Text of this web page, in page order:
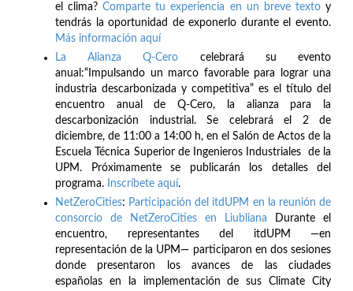
el clima?Comparte tu experiencia en un breve textoy
tendrás la oportunidad de exponerlo durante el evento.
Más información aquí
La Alianza Q-Cero celebrará su evento
anual:“Impulsando un marco favorable para lograr una
industria descarbonizada y competitiva” es el título del
encuentro anual de Q-Cero, la alianza para la
descarbonización industrial. Se celebrará el 2 de
diciembre, de 11:00 a 14:00 h, en el Salón de Actos de la
Escuela Técnica Superior de Ingenieros Industriales de la
UPM. Próximamente se publicarán los detalles del
programa.
Inscríbete aquí.
NetZeroCities: Participación del itdUPM en la reunión de
consorcio de NetZeroCities en Liubliana Durante el
encuentro, representantes del itdUPM —en
representación de la UPM— participaron en dos sesiones
donde presentaron los avances de las ciudades
españolas en la implementación de sus Climate City